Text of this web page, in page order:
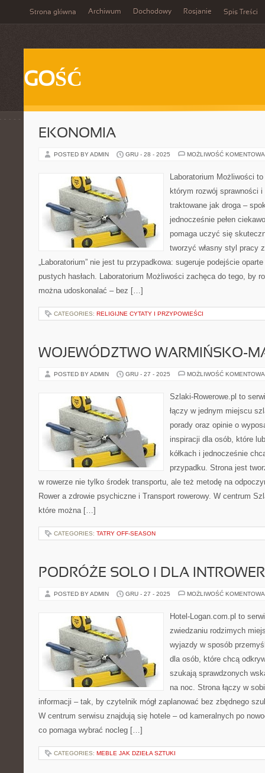
Strona główna Archiwum Dochodowy Rosjanie Spis Treści
GOŚĆ
EKONOMIA
POSTED BY ADMIN GRU - 28 - 2025 MOŻLIWOŚĆ
Laboratorium Możliwości
którym rozwój sprawności
traktowane jak droga –
jednocześnie pełen
pomaga uczyć się
tworzyć własny styl pracy
„Laboratorium” nie jest tu przypadkowa: sugeruje podejście
pustych hasłach. Laboratorium Możliwości zachęca do tego, by
można udoskonalać – bez […]
CATEGORIES: RELIGIJNE CYTATY I PRZYPOWIEŚCI
WOJEWÓDZTWO WARMIŃSKO-
POSTED BY ADMIN GRU - 27 - 2025 MOŻLIWOŚĆ
Szlaki-Rowerowe.pl to
łączy w jednym miejscu
porady oraz opinie o
inspiracji dla osób, które
kółkach i jednocześnie
przypadku. Strona jest
w rowerze nie tylko środek transportu, ale też metodę na
Rower a zdrowie psychiczne i Transport rowerowy. W centrum
które można […]
CATEGORIES: TATRY OFF-SEASON
PODRÓŻE SOLO I DLA
POSTED BY ADMIN GRU - 27 - 2025 MOŻLIWOŚĆ
Hotel-Logan.com.pl to
zwiedzaniu rodzimych
wyjazdy w sposób
dla osób, które chcą
szukają sprawdzonych
na noc. Strona łączy w
informacji – tak, by czytelnik mógł zaplanować bez zbędnego
W centrum serwisu znajdują się hotele – od kameralnych po
co pomaga wybrać nocleg […]
CATEGORIES: MEBLE JAK DZIEŁA SZTUKI